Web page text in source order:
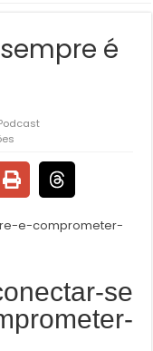
é
se